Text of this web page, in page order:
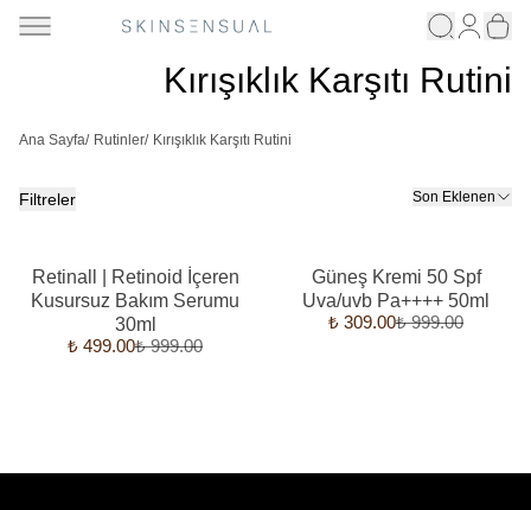
Kırışıklık Karşıtı Rutini
Ana Sayfa/ Rutinler/ Kırışıklık Karşıtı Rutini
Filtreler Son Eklenen
Retinall | Retinoid İçeren
Kusursuz Bakım Serumu
30ml
₺ 499.00₺ 999.00
Güneş Kremi 50 Spf
Uva/uvb Pa++++ 50ml
₺ 309.00₺ 999.00